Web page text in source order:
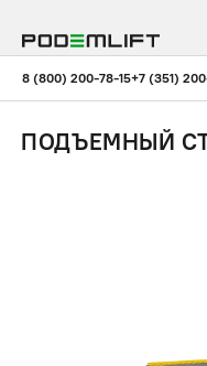
8 (800) 200-78-15+7 (351)
ПОДЪЕМНЫЙ